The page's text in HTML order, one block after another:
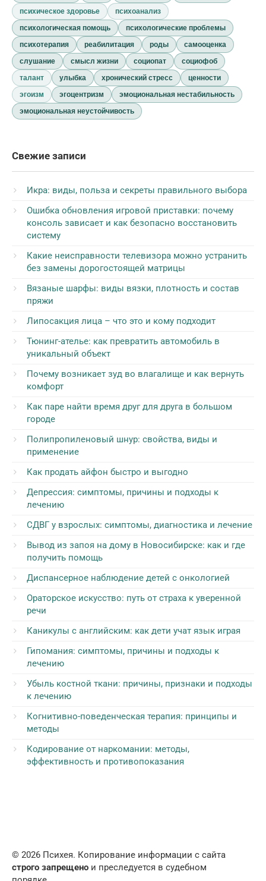
психическое здоровье
психоанализ
психологическая помощь
психологические проблемы
психотерапия
реабилитация роды
самооценка
слушание
смысл жизни социопат
социофоб
талант
улыбка хронический стресс
ценности
эгоизм
эгоцентризм
эмоциональная нестабильность
эмоциональная неустойчивость
Свежие записи
Икра: виды, польза и секреты правильного выбора
Ошибка обновления игровой приставки: почему
консоль зависает и как безопасно восстановить
систему
Какие неисправности телевизора можно устранить
без замены дорогостоящей матрицы
Вязаные шарфы: виды вязки, плотность и состав
пряжи
Липосакция лица – что это и кому подходит
Тюнинг-ателье: как превратить автомобиль в
уникальный объект
Почему возникает зуд во влагалище и как вернуть
комфорт
Как паре найти время друг для друга в большом
городе
Полипропиленовый шнур: свойства, виды и
применение
Как продать айфон быстро и выгодно
Депрессия: симптомы, причины и подходы к
лечению
СДВГ у взрослых: симптомы, диагностика и лечение
Вывод из запоя на дому в Новосибирске: как и где
получить помощь
Диспансерное наблюдение детей с онкологией
Ораторское искусство: путь от страха к уверенной
речи
Каникулы с английским: как дети учат язык играя
Гипомания: симптомы, причины и подходы к
лечению
Убыль костной ткани: причины, признаки и подходы
к лечению
Когнитивно-поведенческая терапия: принципы и
методы
Кодирование от наркомании: методы,
эффективность и противопоказания
© 2026 Психея. Копирование информации с сайта
строго запрещено и преследуется в судебном